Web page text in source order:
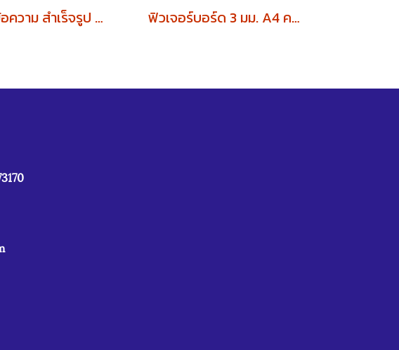
ตรายางข้อความ สำเร็จรูป MESA ฟิวเจอร์บอร์ด 3 มม. A4 คละสี (1x4) x12 แพค